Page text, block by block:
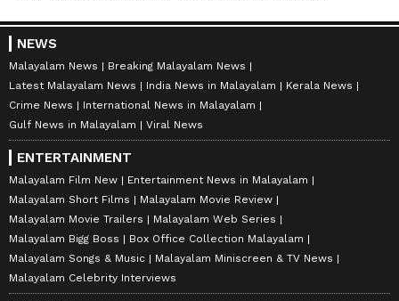
NEWS
Malayalam News
Breaking Malayalam News
Latest Malayalam News
India News in Malayalam
Kerala News
Crime News
International News in Malayalam
Gulf News in Malayalam
Viral News
ENTERTAINMENT
Malayalam Film New
Entertainment News in Malayalam
Malayalam Short Films
Malayalam Movie Review
Malayalam Movie Trailers
Malayalam Web Series
Malayalam Bigg Boss
Box Office Collection Malayalam
Malayalam Songs & Music
Malayalam Miniscreen & TV News
Malayalam Celebrity Interviews